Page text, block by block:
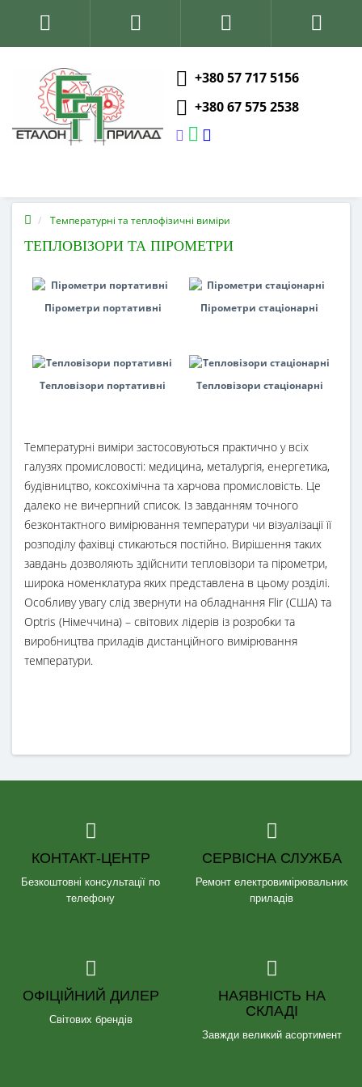
+380 57 717 5156
+380 67 575 2538
Температурні та теплофізичні виміри
ТЕПЛОВІЗОРИ ТА ПІРОМЕТРИ
Пірометри портативні Пірометри стаціонарні
Тепловізори портативні Тепловізори стаціонарні
Температурні виміри застосовуються практично у всіх
галузях промисловості: медицина, металургія, енергетика,
будівництво, коксохімічна та харчова промисловість. Це
далеко не вичерпний список. Із завданням точного
безконтактного вимірювання температури чи візуалізації її
розподілу фахівці стикаються постійно. Вирішення таких
завдань дозволяють здійснити тепловізори та пірометри,
широка номенклатура яких представлена ​​в цьому розділі.
Особливу увагу слід звернути на обладнання Flir (США) та
Optris (Німеччина) – світових лідерів із розробки та
виробництва приладів дистанційного вимірювання
температури.
КОНТАКТ-ЦЕНТР
Безкоштовні консультації по
телефону
СЕРВІСНА СЛУЖБА
Ремонт електровимірювальних
приладів
ОФІЦІЙНИЙ ДИЛЕР
Світових брендів
НАЯВНІСТЬ НА
СКЛАДІ
Завжди великий асортимент